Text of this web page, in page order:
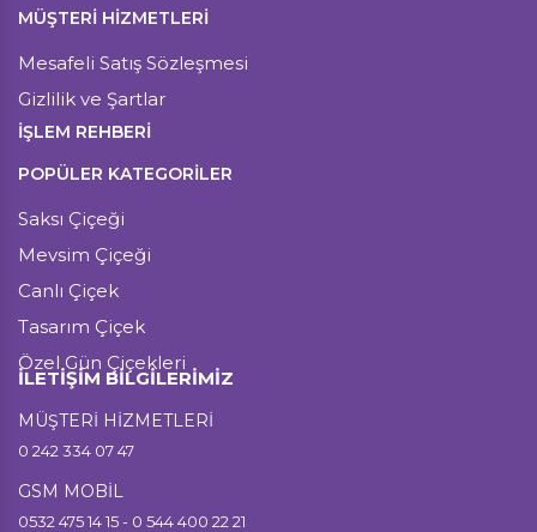
MÜŞTERI HIZMETLERI
Mesafeli Satış Sözleşmesi
Gizlilik ve Şartlar
İŞLEM REHBERİ
POPÜLER KATEGORİLER
Saksı Çiçeği
Mevsim Çiçeği
Canlı Çiçek
Tasarım Çiçek
Özel Gün Çiçekleri
İLETİŞİM BİLGİLERİMİZ
MÜŞTERİ HİZMETLERİ
0 242 334 07 47
GSM MOBİL
0532 475 14 15 - 0 544 400 22 21